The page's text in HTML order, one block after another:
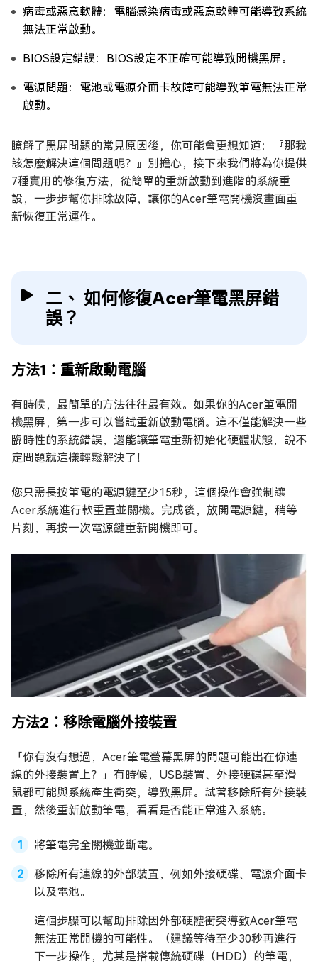
病毒或惡意軟體：電腦感染病毒或惡意軟體可能導致系統
無法正常啟動。
BIOS設定錯誤：BIOS設定不正確可能導致開機黑屏。
電源問題：電池或電源介面卡故障可能導致筆電無法正常
啟動。
瞭解了黑屏問題的常見原因後，你可能會更想知道：『那我
該怎麼解決這個問題呢？』別擔心，接下來我們將為你提供
7種實用的修復方法，從簡單的重新啟動到進階的系統重
設，一步步幫你排除故障，讓你的Acer筆電開機沒畫面重
新恢復正常運作。
二、 如何修復Acer筆電黑屏錯
誤？
方法1：重新啟動電腦
有時候，最簡單的方法往往最有效。如果你的Acer筆電開
機黑屏，第一步可以嘗試重新啟動電腦。這不僅能解決一些
臨時性的系統錯誤，還能讓筆電重新初始化硬體狀態，說不
定問題就這樣輕鬆解決了！
您只需長按筆電的電源鍵至少15秒，這個操作會強制讓
Acer系統進行軟重置並關機。完成後，放開電源鍵，稍等
片刻，再按一次電源鍵重新開機即可。
方法2：移除電腦外接裝置
「你有沒有想過，Acer筆電螢幕黑屏的問題可能出在你連
線的外接裝置上？」有時候，USB裝置、外接硬碟甚至滑
鼠都可能與系統產生衝突，導致黑屏。試著移除所有外接裝
置，然後重新啟動筆電，看看是否能正常進入系統。
將筆電完全關機並斷電。
移除所有連線的外部裝置，例如外接硬碟、電源介面卡
以及電池。
這個步驟可以幫助排除因外部硬體衝突導致Acer筆電
無法正常開機的可能性。（建議等待至少30秒再進行
下一步操作，尤其是搭載傳統硬碟（HDD）的筆電，